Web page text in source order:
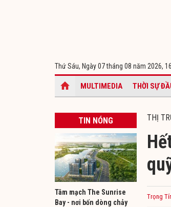
Thứ Sáu, Ngày 07 tháng 08 năm 2026,
MULTIMEDIA THỜI SỰ
TIN NÓNG
Tâm mạch The Sunrise
Bay - nơi bốn dòng chảy
THỊ
Trọng